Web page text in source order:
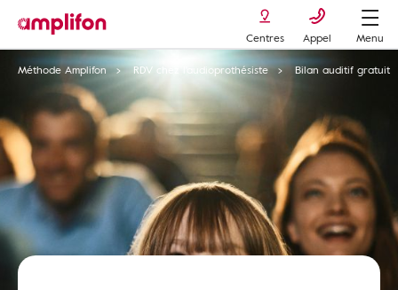
Centres Appel
Menu
Méthode Amplifon
RDV chez l'audioprothésiste Bilan auditif gratuit